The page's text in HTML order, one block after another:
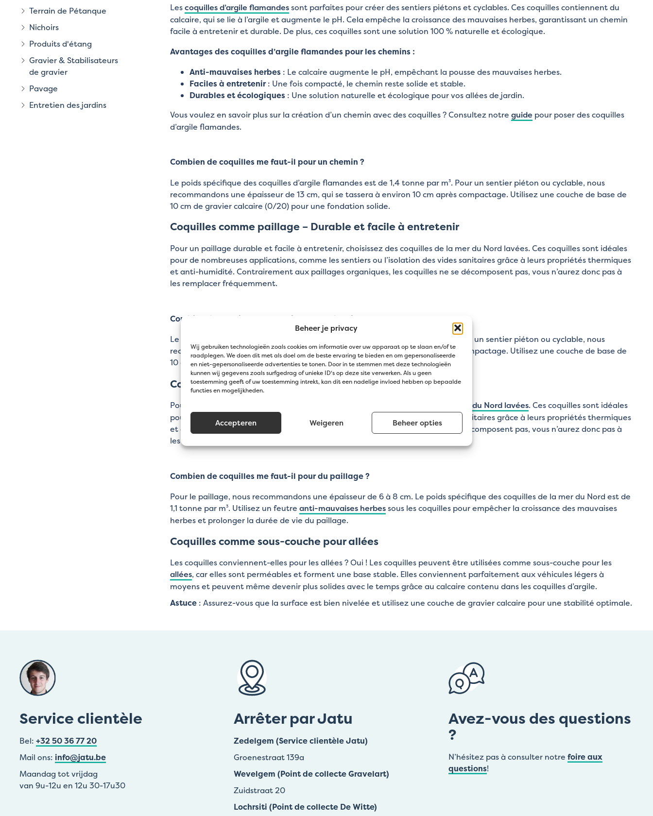
Beheer je privacy
Wij gebruiken technologieën zoals cookies om informatie over uw apparaat op te slaan en/of te
raadplegen. We doen dit met als doel om de beste ervaring te bieden en om gepersonaliseerde
en niet-gepersonaliseerde advertenties te tonen. Door in te stemmen met deze technologieën
kunnen wij gegevens zoals surfgedrag of unieke ID's op deze site verwerken. Als u geen
toestemming geeft of uw toestemming intrekt, kan dit een nadelige invloed hebben op bepaalde
functies en mogelijkheden.
Accepteren Weigeren Beheer opties
Lescoquilles d’argile flamandessont parfaites pour créer des sentiers piétons et cyclables. Ces coquilles contiennent du
calcaire, qui se lie à l’argile et augmente le pH. Cela empêche la croissance des mauvaises herbes, garantissant un chemin
facile à entretenir et durable. De plus, ces coquilles sont une solution 100 % naturelle et écologique.
Avantages des coquilles d’argile flamandes pour les chemins :
Anti-mauvaises herbes : Le calcaire augmente le pH, empêchant la pousse des mauvaises herbes.
Faciles à entretenir: Une fois compacté, le chemin reste solide et stable.
Durables et écologiques : Une solution naturelle et écologique pour vos allées de jardin.
Vous voulez en savoir plus sur la création d’un chemin avec des coquilles ? Consultez notre guide pour poser des coquilles
d’argile flamandes.
Combien de coquilles me faut-il pour un chemin ?
Le poids spécifique des coquilles d’argile flamandes est de 1,4 tonne par m³. Pour un sentier piéton ou cyclable, nous
recommandons une épaisseur de 13 cm, qui se tassera à environ 10 cm après compactage. Utilisez une couche de base de
10 cm de gravier calcaire (0/20) pour une fondation solide.
Coquilles comme paillage – Durable et facile à entretenir
Pour un paillage durable et facile à entretenir, choisissez des coquilles de la mer du Nord lavées. Ces coquilles sont idéales
pour de nombreuses applications, comme les sentiers ou l’isolation des vides sanitaires grâce à leurs propriétés thermiques
et anti-humidité. Contrairement aux paillages organiques, les coquilles ne se décomposent pas, vous n’aurez donc pas à
les remplacer fréquemment.
Combien de coquilles me faut-il pour un chemin ?
Le poids spécifique des coquilles d’argile flamandes est de 1,4 tonne par m³. Pour un sentier piéton ou cyclable, nous
recommandons une épaisseur de 13 cm, qui se tassera à environ 10 cm après compactage. Utilisez une couche de base de
10 cm degravier calcaire(0/20) pour une fondation solide.
Coquilles comme paillage – Durable et facile à entretenir
Pour un paillage durable et facile à entretenir, choisissez des coquilles de la mer du Nord lavées. Ces coquilles sont idéales
pour de nombreuses applications, comme les sentiers ou l’isolation des vides sanitaires grâce à leurs propriétés thermiques
et anti-humidité. Contrairement aux paillages organiques, les coquilles ne se décomposent pas, vous n’aurez donc pas à
les remplacer fréquemment.
Combien de coquilles me faut-il pour du paillage ?
Pour le paillage, nous recommandons une épaisseur de 6 à 8 cm. Le poids spécifique des coquilles de la mer du Nord est de
1,1 tonne par m³. Utilisez un feutre anti-mauvaises herbessous les coquilles pour empêcher la croissance des mauvaises
herbes et prolonger la durée de vie du paillage.
Coquilles comme sous-couche pour allées
Les coquilles conviennent-elles pour les allées ? Oui ! Les coquilles peuvent être utilisées comme sous-couche pour les
allées, car elles sont perméables et forment une base stable. Elles conviennent parfaitement aux véhicules légers à
moyens et peuvent même devenir plus solides avec le temps grâce au calcaire contenu dans les coquilles d’argile.
Astuce : Assurez-vous que la surface est bien nivelée et utilisez une couche de gravier calcaire pour une stabilité optimale.
Terrain de Pétanque
Nichoirs
Produits d'étang
Gravier & Stabilisateurs
de gravier
Pavage
Entretien des jardins
Service clientèle
Bel: +32 50 36 77 20
Mail ons: info@jatu.be
Maandag tot vrijdag
van 9u-12u en 12u 30-17u30
Arrêter par Jatu
Zedelgem (Service clientèle Jatu)
Groenestraat 139a
Wevelgem (Point de collecte Gravelart)
Zuidstraat 20
Lochrsiti (Point de collecte De Witte)
Avez-vous des questions
?
N’hésitez pas à consulter notre foire aux
questions!